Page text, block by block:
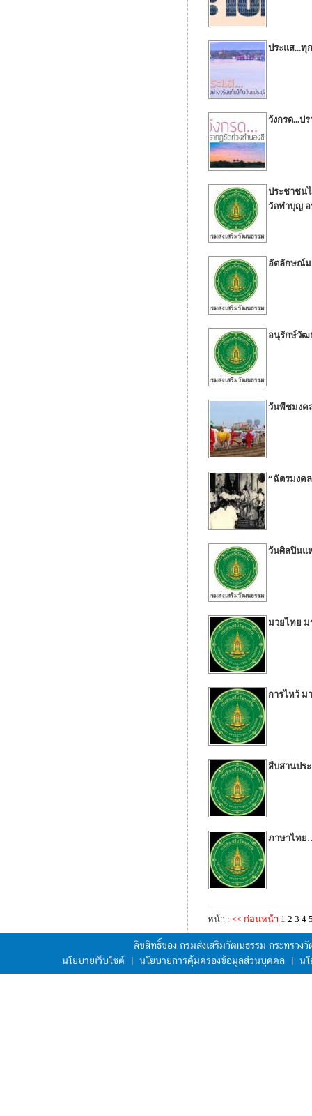
ประแส...ทุ
วังกรด...ป
ประชาชน
วัดทำบุญ
อัตลักษณ์ม
อนุรักษ์วัฒ
วันพืชมงค
“ฉัตรมงค
วันศิลปินแ
มวยไทย
การไหว้ ม
สืบสานปร
ภาษาไทย
หน้า : << ก่อนหน้า 1 2 3 4
ลิขสิทธิ์ของ กรมส่งเสริมวัฒนธรรม กระทรว
นโยบายเว็บไซต์
| นโยบายการคุ้มครองข้อมูลส่วนบุคคล | น